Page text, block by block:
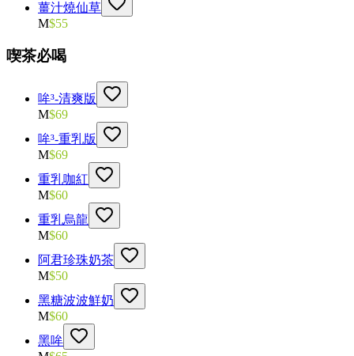
薑汁燒仙草
M$55
喫茶必喝
哞³-清爽版
M$69
哞³-重乳版
M$69
重乳咖紅
M$60
重乳烏龍
M$60
阿君珍珠奶茶
M$50
黑糖波波鮮奶
M$60
黑哞